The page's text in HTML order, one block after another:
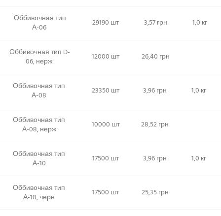
Оббивочная тип
А-06
29190 шт 3,57 грн 1,0 кг
Оббивочная тип D-
06, нерж
12000 шт 26,40 грн
Оббивочная тип
А-08
23350 шт 3,96 грн 1,0 кг
Оббивочная тип
А-08, нерж
10000 шт 28,52 грн
Оббивочная тип
А-10
17500 шт 3,96 грн 1,0 кг
Оббивочная тип
А-10, черн
17500 шт 25,35 грн